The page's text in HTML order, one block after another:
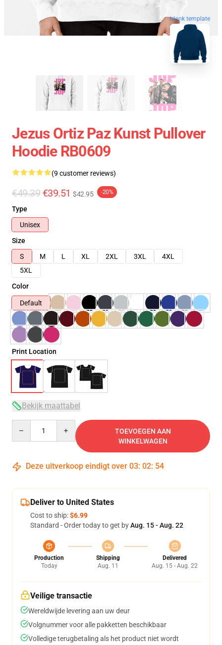
blank template
Jezus Ortiz Paz Kunst Pullover
Hoodie RB0609
(9 customer reviews)
€49.39 €39.51 $42.95 -20%
Type
Unisex
Size
S
M L XL 2XL 3XL
4XL
5XL
Color
Default
Print Location
Bekijk maattabel
TOEVOEGEN AAN
WINKELWAGEN
Deze uitverkoop eindigt over 03: 02: 53
Deliver to United States
Cost to ship:$6.99
Standard - Order today to get byAug. 15 - Aug. 22
Production
Today
Shipping
Aug. 11
Delivered
Aug. 15 - Aug. 22
Veilige transactie
Wereldwijde levering aan uw deur
Volgnummer voor alle pakketten beschikbaar
Volledige terugbetaling als het product niet wordt